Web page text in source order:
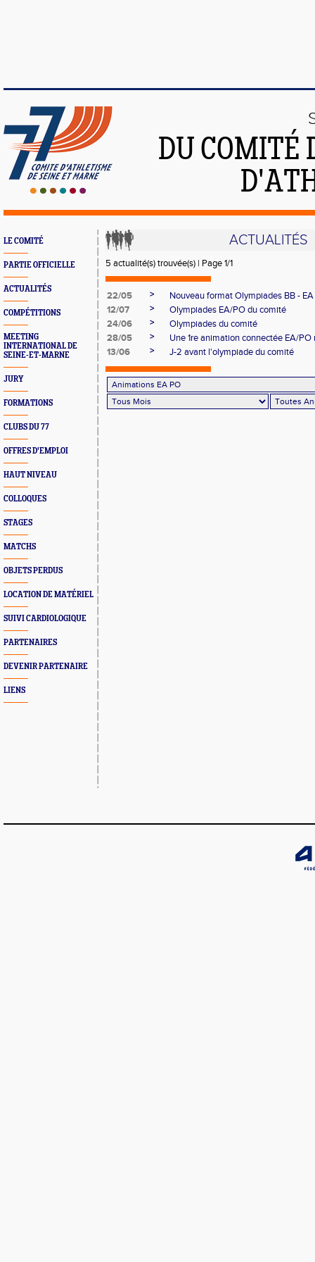
DU COMITÉ
LE COMITÉ
PARTIE OFFICIELLE
ACTUALITÉS
COMPÉTITIONS
MEETING
INTERNATIONAL DE
SEINE-ET-MARNE
JURY
FORMATIONS
CLUBS DU 77
OFFRES D'EMPLOI
HAUT NIVEAU
COLLOQUES
STAGES
MATCHS
OBJETS PERDUS
LOCATION DE MATÉRIEL
SUIVI CARDIOLOGIQUE
PARTENAIRES
DEVENIR PARTENAIRE
LIENS
ACTUALITÉS
5 actualité(s) trouvée(s) | Page 1/1
22/05 >
Nouveau format Olympiades BB -
12/07
>
Olympiades EA/PO du comité
24/06
>
Olympiades du comité
28/05
>
Une 1re animation connectée EA/PO
13/06
> J-2 avant l'olympiade du comité